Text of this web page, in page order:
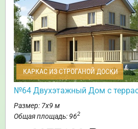
КАРКАС ИЗ СТРОГАНОЙ ДОСКИ
№64 Двухэтажный Дом с
Размер: 7х9 м
Общая площадь: 962